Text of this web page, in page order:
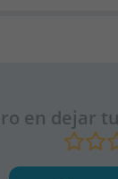
en dejar